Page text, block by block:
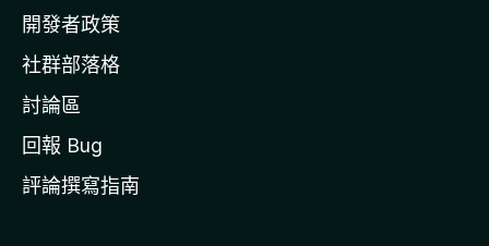
網
開發者政策
社群部落格
討論區
回報 Bug
評論撰寫指南